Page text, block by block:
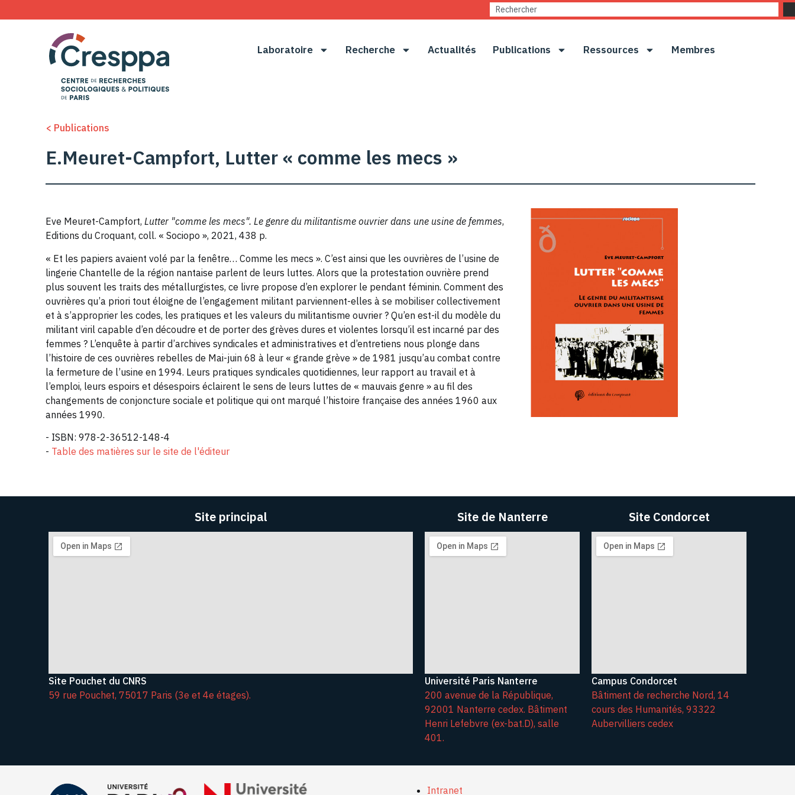
Laboratoire Recherche Actualités Publications Ressources Membres
< Publications
E.Meuret-Campfort, Lutter « comme les mecs »
Eve Meuret-Campfort, Lutter "comme les mecs". Le genre du militantisme ouvrier dans une usine de femmes,
Editions du Croquant, coll. « Sociopo », 2021, 438 p.
« Et les papiers avaient volé par la fenêtre… Comme les mecs ». C’est ainsi que les ouvrières de l’usine de
lingerie Chantelle de la région nantaise parlent de leurs luttes. Alors que la protestation ouvrière prend
plus souvent les traits des métallurgistes, ce livre propose d’en explorer le pendant féminin. Comment des
ouvrières qu’a priori tout éloigne de l’engagement militant parviennent-elles à se mobiliser collectivement
et à s’approprier les codes, les pratiques et les valeurs du militantisme ouvrier ? Qu’en est-il du modèle du
militant viril capable d’en découdre et de porter des grèves dures et violentes lorsqu’il est incarné par des
femmes ? L’enquête à partir d’archives syndicales et administratives et d’entretiens nous plonge dans
l’histoire de ces ouvrières rebelles de Mai-juin 68 à leur « grande grève » de 1981 jusqu’au combat contre
la fermeture de l’usine en 1994. Leurs pratiques syndicales quotidiennes, leur rapport au travail et à
l’emploi, leurs espoirs et désespoirs éclairent le sens de leurs luttes de « mauvais genre » au fil des
changements de conjoncture sociale et politique qui ont marqué l’histoire française des années 1960 aux
années 1990.
- ISBN: 978-2-36512-148-4
- Table des matières sur le site de l'éditeur
Site principal
Site Pouchet du CNRS
59 rue Pouchet, 75017 Paris (3e et 4e étages).
Site de Nanterre
Université Paris Nanterre
200 avenue de la République,
92001 Nanterre cedex. Bâtiment
Henri Lefebvre (ex-bat.D), salle
401.
Site Condorcet
Campus Condorcet
Bâtiment de recherche Nord, 14
cours des Humanités, 93322
Aubervilliers cedex
Intranet